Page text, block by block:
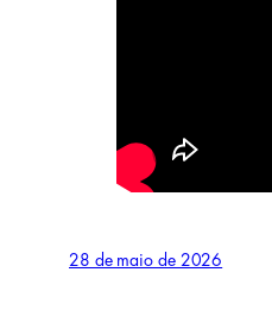
28 de maio de 2026